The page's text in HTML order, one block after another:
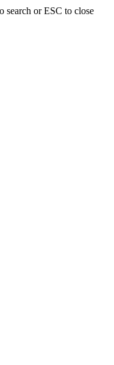
search or ESC to close